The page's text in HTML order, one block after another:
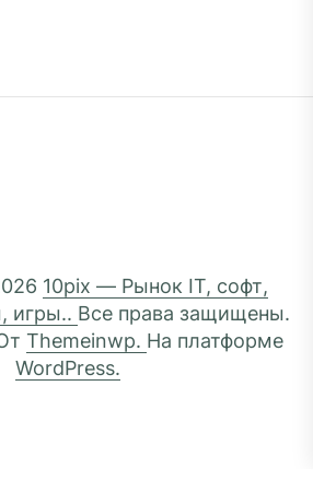
10pix — Рынок IT, софт,
игры.. Все права защищены.
Themeinwp. На платформе
WordPress.